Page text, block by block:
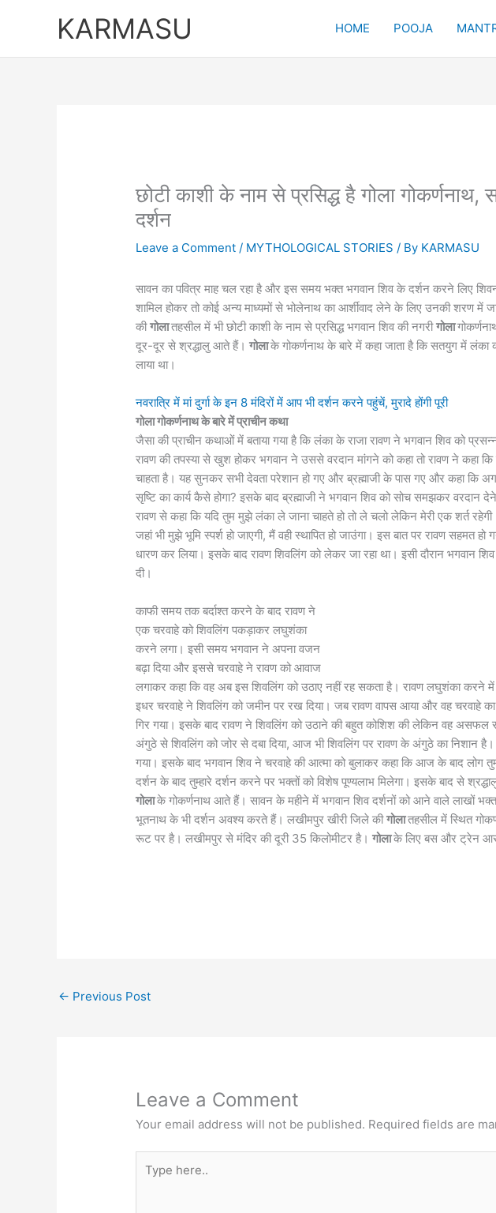
KARMASU HOME POOJA
छोटी काशी के नाम से प्रसिद्ध है गोला
दर्शन
Leave a Comment / MYTHOLOGICAL STORIES / By KARMASU
सावन का पवित्र माह चल रहा है और इस समय भक्त भगवान शिव के दर्शन करने लिए
शामिल होकर तो कोई अन्य माध्यमों से भोलेनाथ का आर्शीवाद लेने के लिए उनकी शरण में
कीगोलातहसील में भी छोटी काशी के नाम से प्रसिद्ध भगवान शिव की नगरीगोला
दूर-दूर से श्रद्धालु आते हैं।गोलाके गोकर्णनाथ के बारे में कहा जाता है कि सतयुग में लंका
लाया था।
नवरात्रि में मां दुर्गा के इन 8 मंदिरों में आप भी दर्शन करने पहुंचें, मुरादे होंगी पूरी
गोला गोकर्णनाथ के बारे में प्राचीन कथा
जैसा की प्राचीन कथाओं में बताया गया है कि लंका के राजा रावण ने भगवान शिव को
रावण की तपस्या से खुश होकर भगवान ने उससे वरदान मांगने को कहा तो रावण ने कहा
चाहता है। यह सुनकर सभी देवता परेशान हो गए और ब्रह्माजी के पास गए और कहा कि
सृष्टि का कार्य कैसे होगा? इसके बाद ब्रह्माजी ने भगवान शिव को सोच समझकर वरदान
रावण से कहा कि यदि तुम मुझे लंका ले जाना चाहते हो तो ले चलो लेकिन मेरी एक शर्त
जहां भी मुझे भूमि स्पर्श हो जाएगी, मैं वही स्थापित हो जाउंगा। इस बात पर रावण सहमत
धारण कर लिया। इसके बाद रावण शिवलिंग को लेकर जा रहा था। इसी दौरान भगवान
दी।
काफी समय तक बर्दाश्त करने के बाद रावण ने
एक चरवाहे को शिवलिंग पकड़ाकर लघुशंका
करने लगा। इसी समय भगवान ने अपना वजन
बढ़ा दिया और इससे चरवाहे ने रावण को आवाज
लगाकर कहा कि वह अब इस शिवलिंग को उठाए नहीं रह सकता है। रावण लघुशंका करने में
इधर चरवाहे ने शिवलिंग को जमीन पर रख दिया। जब रावण वापस आया और वह चरवाहे
गिर गया। इसके बाद रावण ने शिवलिंग को उठाने की बहुत कोशिश की लेकिन वह असफल
अंगुठे से शिवलिंग को जोर से दबा दिया, आज भी शिवलिंग पर रावण के अंगुठे का निशान है।
गया। इसके बाद भगवान शिव ने चरवाहे की आत्मा को बुलाकर कहा कि आज के बाद लोग
दर्शन के बाद तुम्हारे दर्शन करने पर भक्तों को विशेष पूण्यलाभ मिलेगा। इसके बाद से
गोलाके गोकर्णनाथ आते हैं। सावन के महीने में भगवान शिव दर्शनों को आने वाले लाखों भक्त
भूतनाथ के भी दर्शन अवश्य करते हैं। लखीमपुर खीरी जिले कीगोलातहसील में स्थित
रूट पर है। लखीमपुर से मंदिर की दूरी 35 किलोमीटर है।गोलाके लिए बस और ट्रेन
← Previous Post
Leave a Comment
Your email address will not be published. Required fields are
here..